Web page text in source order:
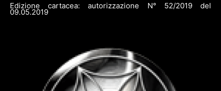
Edizione cartacea: autorizzazione N° 52/2019 del
09.05.2019